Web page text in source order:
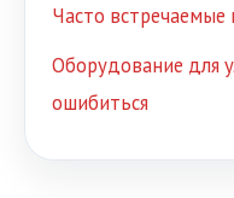
Часто
Оборудование для
ошибиться